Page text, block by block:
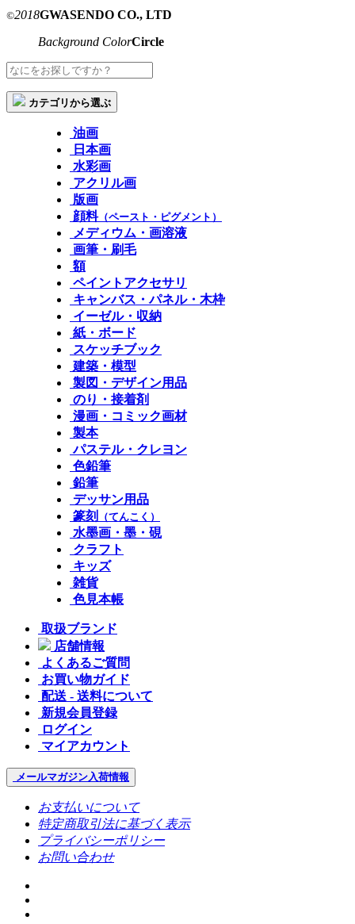
©2018GWASENDO CO., LTD
Background ColorCircle
カテゴリから選ぶ
油画
日本画
水彩画
アクリル画
版画
顔料（ペースト・ピグメント）
メディウム・画溶液
画筆・刷毛
額
ペイントアクセサリ
キャンバス・パネル・木枠
イーゼル・収納
紙・ボード
スケッチブック
建築・模型
製図・デザイン用品
のり・接着剤
漫画・コミック画材
製本
パステル・クレヨン
色鉛筆
鉛筆
デッサン用品
篆刻
（てんこく）
水墨画・墨・硯
クラフト
キッズ
雑貨
色見本帳
取扱ブランド
店舗情報
よくあるご質問
お買い物ガイド
配送 - 送料について
新規会員登録
ログイン
マイアカウント
メールマガジン入荷情報
お支払いについて
特定商取引法に基づく表示
プライバシーポリシー
お問い合わせ